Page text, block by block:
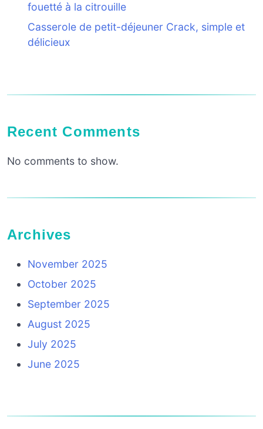
fouetté à la citrouille
Casserole de petit-déjeuner Crack, simple et
délicieux
Recent Comments
No comments to show.
Archives
November 2025
October 2025
September 2025
August 2025
July 2025
June 2025